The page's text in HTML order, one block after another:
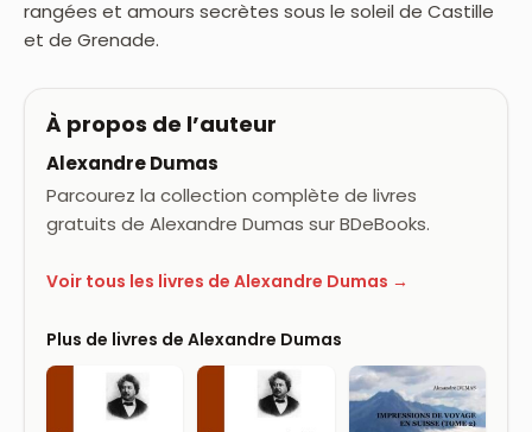
rangées et amours secrètes sous le soleil de Castille
et de Grenade.
À propos de l’auteur
Alexandre Dumas
Parcourez la collection complète de livres
gratuits de Alexandre Dumas sur BDeBooks.
Voir tous les livres de Alexandre Dumas →
Plus de livres de Alexandre Dumas